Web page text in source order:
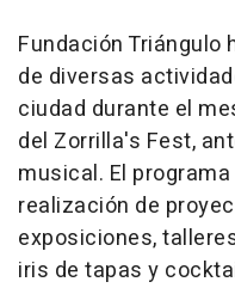
Fundación Triángulo
de diversas
ciudad durante el
del Zorrilla's Fest,
musical. El
realización de
exposiciones,
iris de tapas y